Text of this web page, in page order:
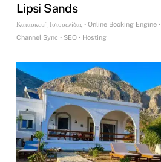
Lipsi Sands
Κατασκευή Ιστοσελίδας • Online Booking Engine •
Channel Sync • SEO • Hosting